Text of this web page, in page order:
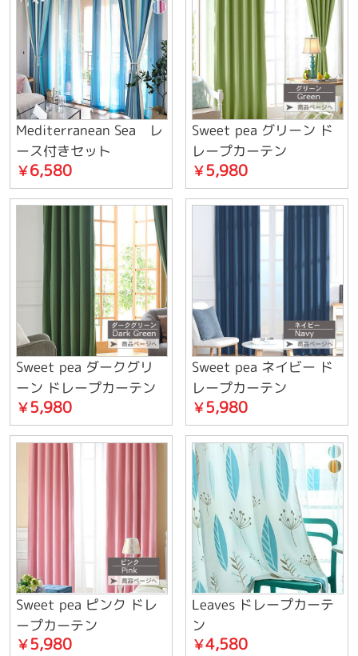
Mediterranean Sea レ
ース付きセット
￥6,580
Sweet pea グリーン ド
レープカーテン
￥5,980
Sweet pea ダークグリ
ーン ドレープカーテン
￥5,980
Sweet pea ネイビー ド
レープカーテン
￥5,980
Sweet pea ピンク ドレ
ープカーテン
￥5,980
Leaves ドレープカーテ
ン
￥4,580